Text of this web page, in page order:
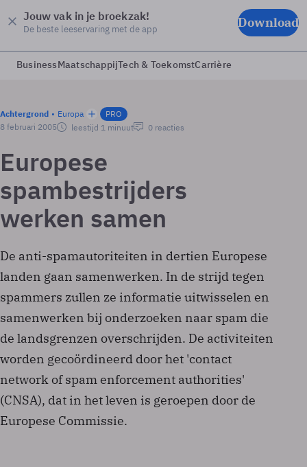
Jouw vak in je broekzak!
De beste leeservaring met de app Download
BusinessMaatschappijTech & ToekomstCarrière
Achtergrond Europa
PRO
8 februari 2005
leestijd 1 minuut 0 reacties
Europese
spambestrijders
werken samen
De anti-spamautoriteiten in dertien Europese
landen gaan samenwerken. In de strijd tegen
spammers zullen ze informatie uitwisselen en
samenwerken bij onderzoeken naar spam die
de landsgrenzen overschrijden. De activiteiten
worden gecoördineerd door het 'contact
network of spam enforcement authorities'
(CNSA), dat in het leven is geroepen door de
Europese Commissie.